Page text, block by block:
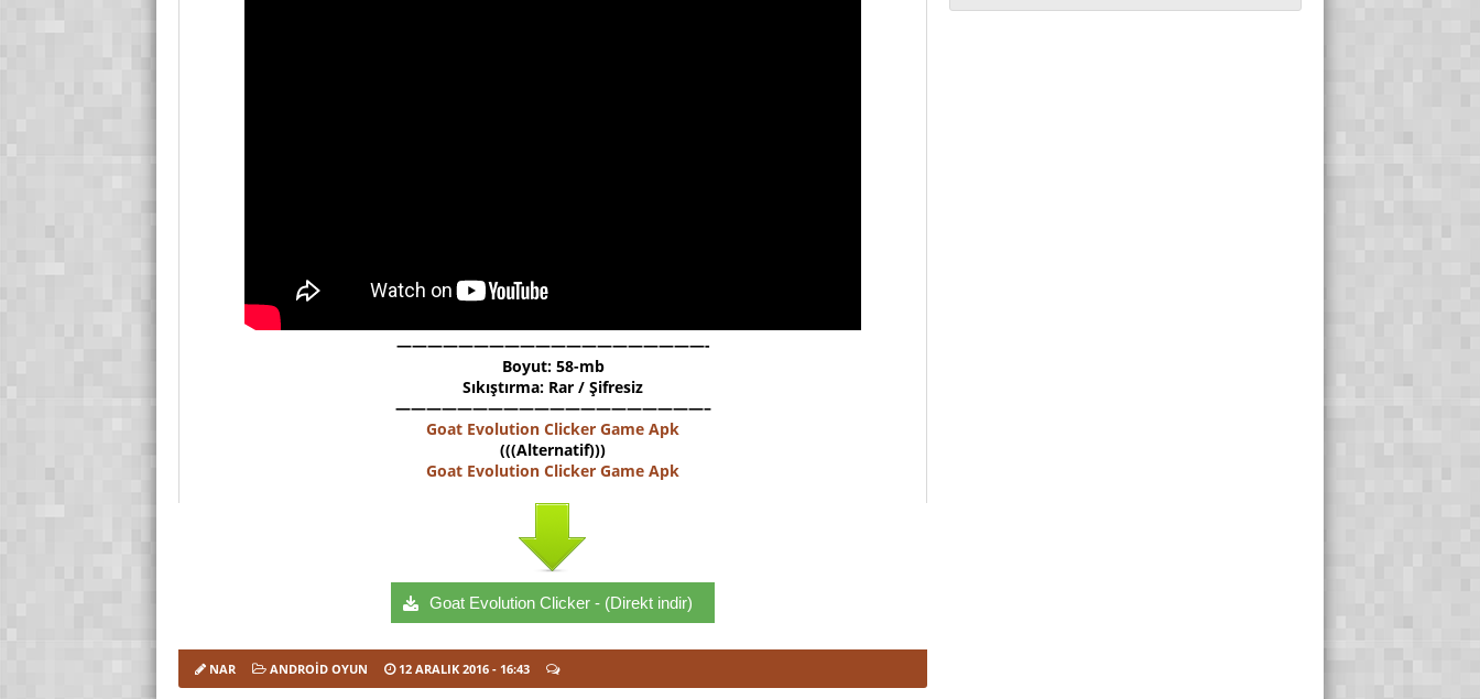
————————————————————-
Boyut: 58-mb
Sıkıştırma: Rar / Şifresiz
————————————————————–
Goat Evolution Clicker Game Apk
(((Alternatif)))
Goat Evolution Clicker Game Apk
Goat Evolution Clicker - (Direkt indir)
NAR ANDROID OYUN 12 ARALIK 2016 - 16:43